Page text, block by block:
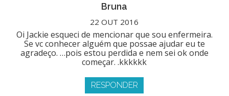
Bruna
22 OUT 2016
Oi Jackie esqueci de mencionar que sou enfermeira.
Se vc conhecer alguém que possae ajudar eu te
agradeço. …pois estou perdida e nem sei ok onde
começar. .kkkkkk
RESPONDER